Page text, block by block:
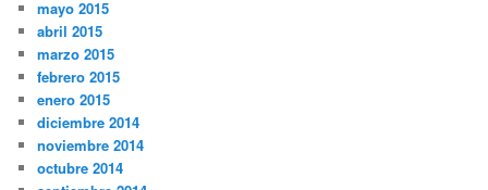
mayo 2015
abril 2015
marzo 2015
febrero 2015
enero 2015
diciembre 2014
noviembre 2014
octubre 2014